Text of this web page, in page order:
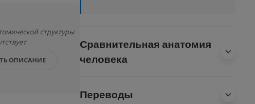
структуры
ОПИСАНИЕ
Сравнительная анатомия
человека
Переводы